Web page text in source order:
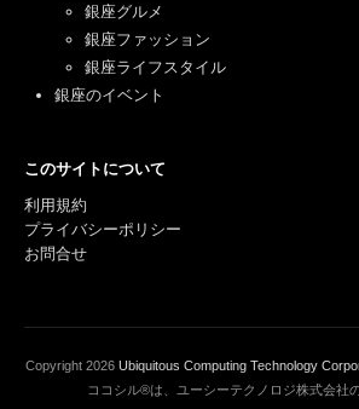
銀座グルメ
銀座ファッション
銀座ライフスタイル
銀座のイベント
このサイトについて
利用規約
プライバシーポリシー
お問合せ
Copyright 2026 Ubiquitous Computing Technology
ココシル®は、ユーシーテクノロジ株式会社